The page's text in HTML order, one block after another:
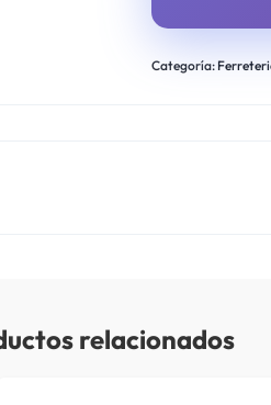
Categoría:
relacionados